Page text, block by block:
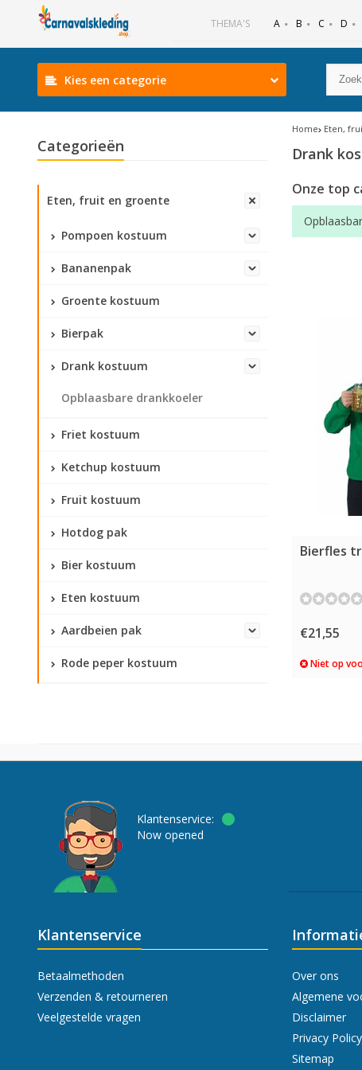
THEMA'S A B C D
Kies een categorie
Categorieën
Eten, fruit en groente
Pompoen kostuum
Bananenpak
Groente kostuum
Bierpak
Drank kostuum
Opblaasbare drankkoeler
Friet kostuum
Ketchup kostuum
Fruit kostuum
Hotdog pak
Bier kostuum
Eten kostuum
Aardbeien pak
Rode peper kostuum
Home Eten,
Drank
Onze top
Bierfles
€21,55
Niet op
Klantenservice:
Now opened
Klantenservice
Betaalmethoden
Verzenden & retourneren
Veelgestelde vragen
Over ons
Algemene
Disclaimer
Privacy Policy
Sitemap